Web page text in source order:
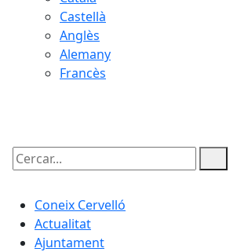
Castellà
Anglès
Alemany
Francès
Cercar:
Coneix Cervelló
Actualitat
Ajuntament